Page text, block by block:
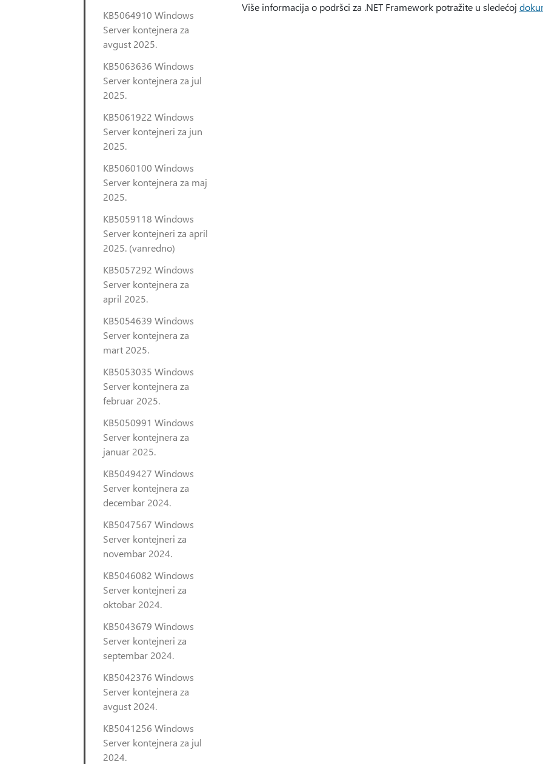
KB5064910 Windows
Server kontejnera za
avgust 2025.
KB5063636 Windows
Server kontejnera za jul
2025.
KB5061922 Windows
Server kontejneri za jun
2025.
KB5060100 Windows
Server kontejnera za maj
2025.
KB5059118 Windows
Server kontejneri za april
2025. (vanredno)
KB5057292 Windows
Server kontejnera za
april 2025.
KB5054639 Windows
Server kontejnera za
mart 2025.
KB5053035 Windows
Server kontejnera za
februar 2025.
KB5050991 Windows
Server kontejnera za
januar 2025.
KB5049427 Windows
Server kontejnera za
decembar 2024.
KB5047567 Windows
Server kontejneri za
novembar 2024.
KB5046082 Windows
Server kontejneri za
oktobar 2024.
KB5043679 Windows
Server kontejneri za
septembar 2024.
KB5042376 Windows
Server kontejnera za
avgust 2024.
KB5041256 Windows
Server kontejnera za jul
2024.
Više informacija o podršci za .NET Framework potražite u sledećoj